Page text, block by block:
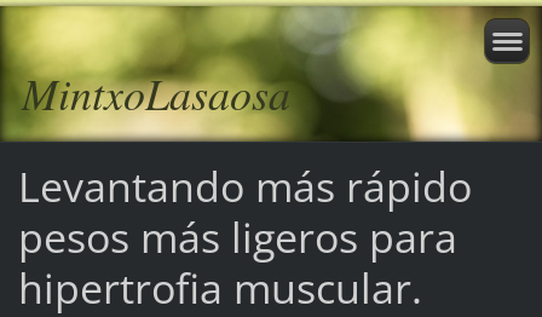
MintxoLasaosa
Levantando más rápido
pesos más ligeros para
hipertrofia muscular.